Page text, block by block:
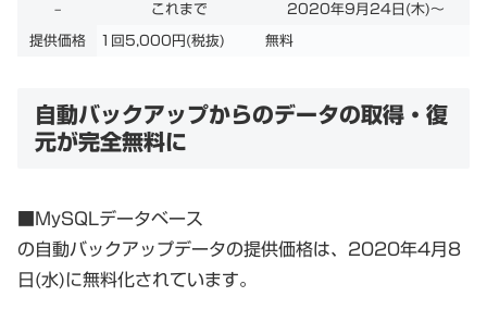
– これまで 2020年9月24日(木)～
提供価格 1回5,000円(税抜) 無料
自動バックアップからのデータの取得・復
元が完全無料に
■MySQLデータベース
の自動バックアップデータの提供価格は、2020年4月8
日(水)に無料化されています。